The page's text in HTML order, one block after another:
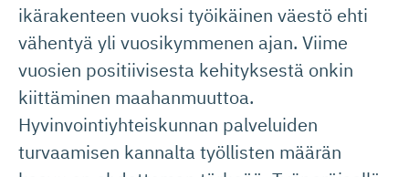
ikärakenteen vuoksi työikäinen väestö ehti
vähentyä yli vuosikymmenen ajan. Viime
vuosien positiivisesta kehityksestä onkin
kiittäminen maahanmuuttoa.
Hyvinvointiyhteiskunnan palveluiden
turvaamisen kannalta työllisten määrän